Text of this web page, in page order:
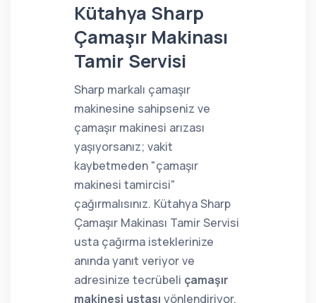
Kütahya Sharp
Çamaşır Makinası
Tamir Servisi
Sharp markalı çamaşır
makinesine sahipseniz ve
çamaşır makinesi arızası
yaşıyorsanız; vakit
kaybetmeden "çamaşır
makinesi tamircisi"
çağırmalısınız. Kütahya Sharp
Çamaşır Makinası Tamir Servisi
usta çağırma isteklerinize
anında yanıt veriyor ve
adresinize tecrübeli çamaşır
makinesi ustası yönlendiriyor.